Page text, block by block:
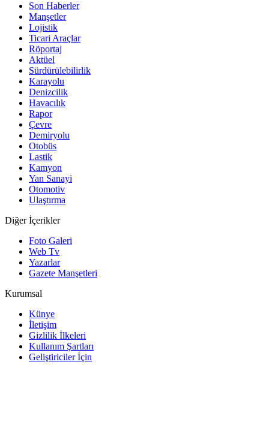
Son Haberler
Manşetler
Lojistik
Ticari Araçlar
Röportaj
Aktüel
Sürdürülebilirlik
Karayolu
Denizcilik
Havacılık
Rapor
Çevre
Demiryolu
Otobüs
Lastik
Kamyon
Yan Sanayi
Otomotiv
Ulaştırma
Diğer İçerikler
Foto Galeri
Web Tv
Yazarlar
Gazete Manşetleri
Kurumsal
Künye
İletişim
Gizlilik İlkeleri
Kullanım Şartları
Geliştiriciler İçin